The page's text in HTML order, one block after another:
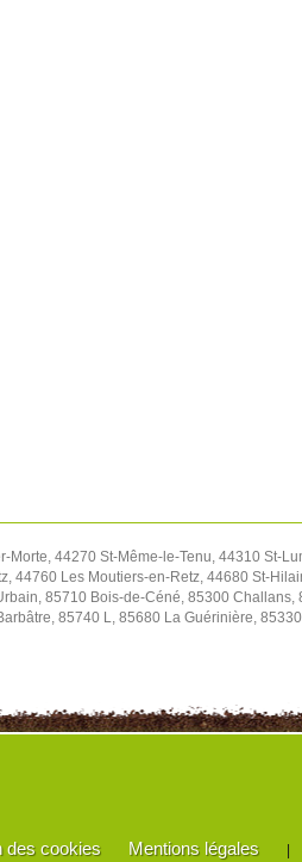
44270 St-Même-le-Tenu, 44310 St-
44760 Les Moutiers-en-Retz, 44680 St-
85710 Bois-de-Céné, 85300 Challans,
85740 L, 85680 La Guérinière, 85330
des cookies Mentions légales |